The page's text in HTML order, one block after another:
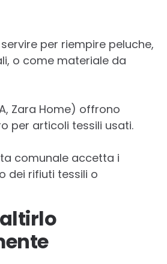
per riempire peluche,
o come materiale da
Zara Home) offrono
per articoli tessili usati.
comunale accetta i
dei rifiuti tessili o